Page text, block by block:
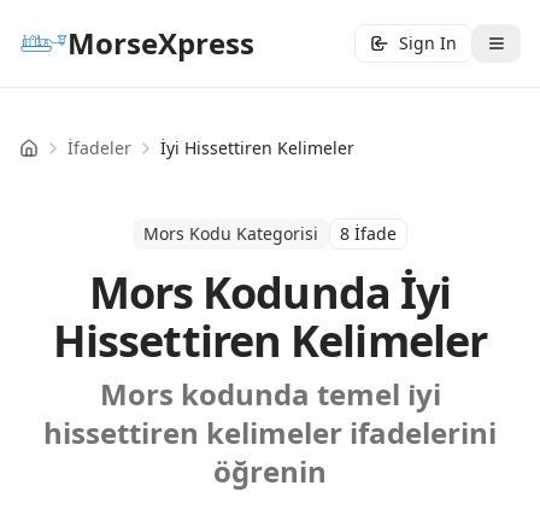
MorseXpress Sign In
Home İfadeler İyi Hissettiren Kelimeler
Mors Kodu Kategorisi 8 İfade
Mors Kodunda İyi
Hissettiren Kelimeler
Mors kodunda temel i̇yi
hissettiren kelimeler ifadelerini
öğrenin